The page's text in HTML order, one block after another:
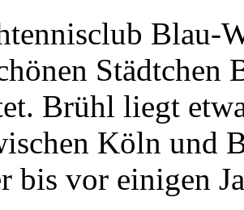
Blau-
Brühl liegt
Köln und
bis vor einigen